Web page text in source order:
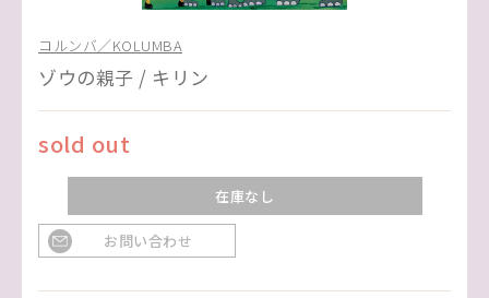
コルンバ／KOLUMBA
ゾウの親子 / キリン
sold out
在庫なし
お問い合わせ